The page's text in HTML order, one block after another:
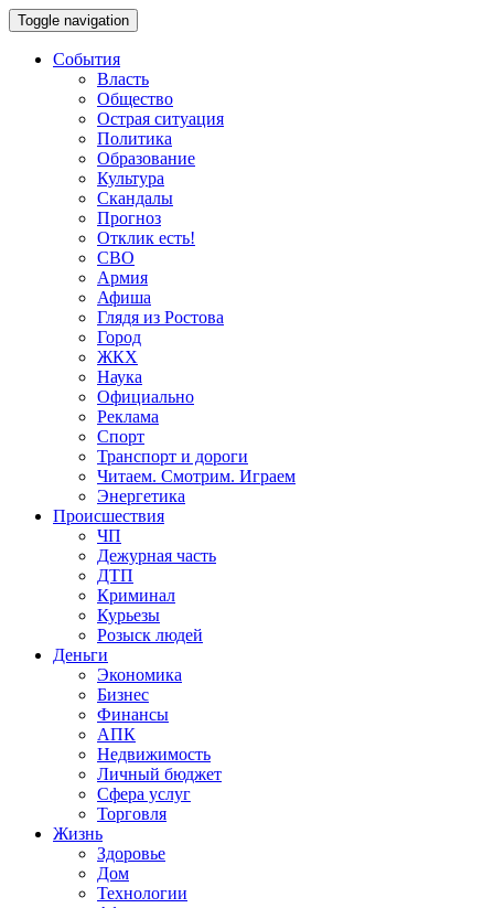
Toggle navigation
События
Власть
Общество
Острая ситуация
Политика
Образование
Культура
Скандалы
Прогноз
Отклик есть!
СВО
Армия
Афиша
Глядя из Ростова
Город
ЖКХ
Наука
Официально
Реклама
Спорт
Транспорт и дороги
Читаем. Смотрим. Играем
Энергетика
Происшествия
ЧП
Дежурная часть
ДТП
Криминал
Курьезы
Розыск людей
Деньги
Экономика
Бизнес
Финансы
АПК
Недвижимость
Личный бюджет
Сфера услуг
Торговля
Жизнь
Здоровье
Дом
Технологии